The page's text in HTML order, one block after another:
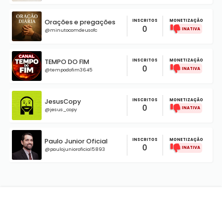
Orações e pregações
@minutocomdeusofc
INSCRITOS
0
MONETIZAÇÃO
TEMPO DO FIM
@tempodofim3645
INSCRITOS
0
MONETIZAÇÃO
JesusCopy
@jesus_copy
INSCRITOS
0
MONETIZAÇÃO
Paulo Junior Oficial
@paulojunioroficial5893
INSCRITOS
0
MONETIZAÇÃO